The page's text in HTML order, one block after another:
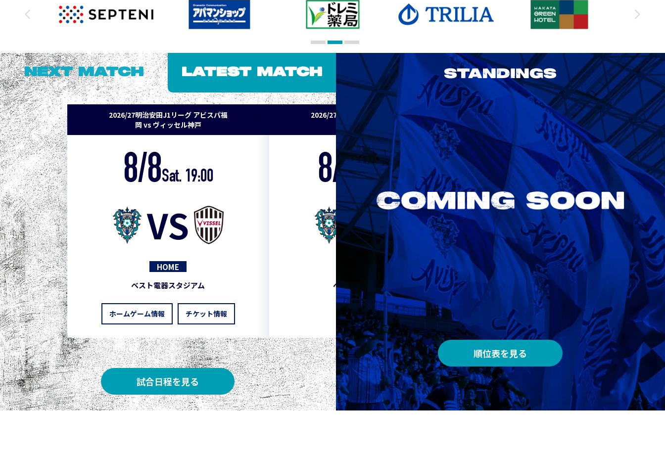
NEXT MATCH LATEST MATCH
2026/27明治安田J1リーグ アビスパ福
岡 vs ヴィッセル神戸
8/8Sat. 19:00
VS
HOME
ベスト電器スタジアム
ホームゲーム情報 チケット情報
2026/27明治安田J1リーグ アビスパ福
岡 vs セレッソ大阪
8/15Sat. 19:00
VS
ベスト電器スタジアム
チケット情報
2026/27明治安田J1リーグ 鹿島アント
ラーズ vs アビスパ福岡
8/22Sat. 18:00
VS
AWAY
メルカリスタジアム
試合日程を見る
STANDINGS
順位表を見る